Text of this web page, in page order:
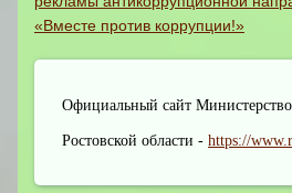
«Вместе против коррупции!»
Официальный сайт Министерство
Ростовской области - https://